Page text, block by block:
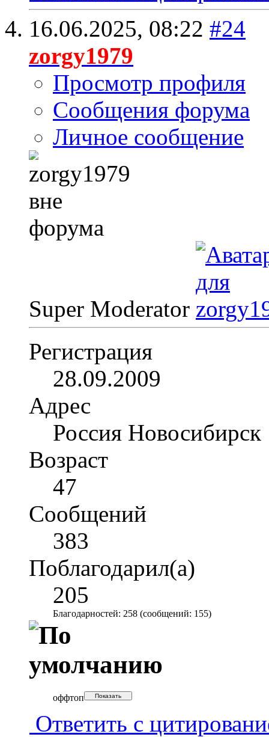
16.06.2025, 08:22 #24
zorgy1979
Просмотр профиля
Сообщения форума
Личное сообщение
Super Moderator
Регистрация
28.09.2009
Адрес
Россия Новосибирск
Возраст
47
Сообщений
383
Поблагодарил(а)
205
Благодарностей: 258 (сообщений: 155)
оффтоп
Ответить с